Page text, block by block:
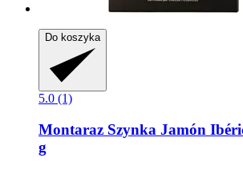
Do koszyka
5.0 (1)
Montaraz Szynka Jamón
g